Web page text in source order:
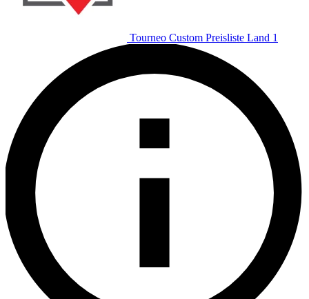
Tourneo Custom Preisliste Land 1